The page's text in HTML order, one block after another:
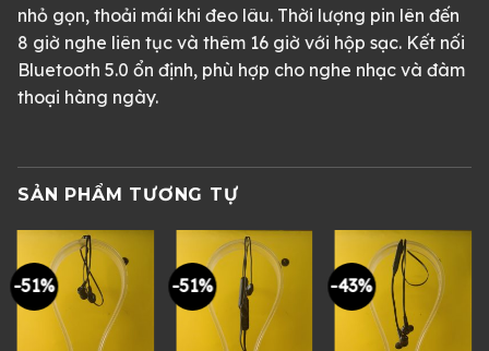
nhỏ gọn, thoải mái khi đeo lâu. Thời lượng pin lên đến
8 giờ nghe liên tục và thêm 16 giờ với hộp sạc. Kết nối
Bluetooth 5.0 ổn định, phù hợp cho nghe nhạc và đàm
thoại hàng ngày.
SẢN PHẨM TƯƠNG TỰ
-51% -51% -43%